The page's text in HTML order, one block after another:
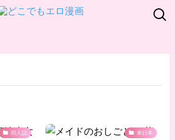
同人誌 単行本